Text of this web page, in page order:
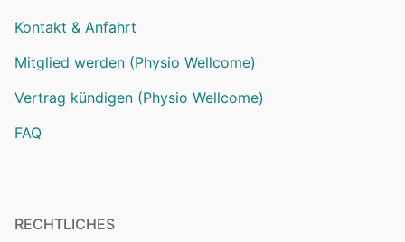
Kontakt & Anfahrt
Mitglied werden (Physio Wellcome)
Vertrag kündigen (Physio Wellcome)
FAQ
RECHTLICHES